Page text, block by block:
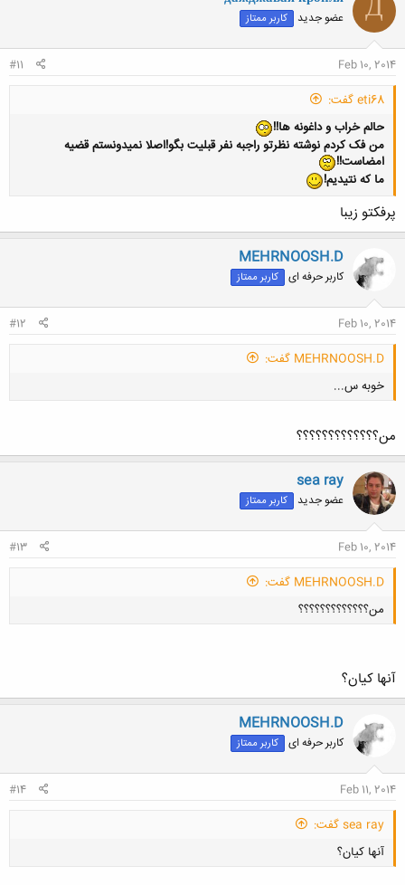
Д عضو جدید کاربر ممتاز
Feb 10, 2014
#11
eti68 گفت:
حالم خراب و داغونه ها!!
من فک کردم نوشته نظرتو راجبه نفر قبلیت بگو!اصلا نمیدونستم قضیه
امضاست!!
ما که نتیدیم!
پرفکتو زیبا
MEHRNOOSH.D
کاربر حرفه ای کاربر ممتاز
Feb 10, 2014
#12
MEHRNOOSH.D گفت:
خوبه س...
کلیک کنید تا باز شود...
من؟؟؟؟؟؟؟؟؟؟؟؟؟
sea ray
عضو جدید کاربر ممتاز
Feb 10, 2014
#13
MEHRNOOSH.D گفت:
من؟؟؟؟؟؟؟؟؟؟؟؟؟
کلیک کنید تا باز شود...
آنها کیان؟
MEHRNOOSH.D
کاربر حرفه ای کاربر ممتاز
Feb 11, 2014
#14
sea ray گفت:
آنها کیان؟